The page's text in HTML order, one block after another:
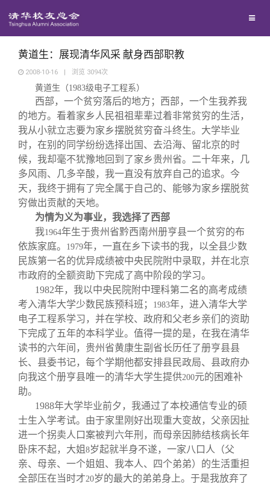
西南联大校友会
义工计划
新媒体平台
青春风采
校友文苑
校友讲坛
校友视界
校友服务
终身学习
信息化服务
三创大赛
实用信息
校友总会
总会简介
会长致辞
总会章程
理事会名单
制度法规
联系我们
关闭
黄道生：展现清华风采 献身西部职教
2008-10-16 | 浏览 3094次
黄道生（1983级电子工程系）
西部，一个贫穷落后的地方；西部，一个生我养我
的地方。看着家乡人民祖祖辈辈过着非常贫穷的生活，
我从小就立志要为家乡摆脱贫穷奋斗终生。大学毕业
时，在别的同学纷纷选择出国、去沿海、留北京的时
候，我却毫不犹豫地回到了家乡贵州省。二十年来，几
多风雨、几多辛酸，我一直没有放弃自己的追求。今
天，我终于拥有了完全属于自己的、能够为家乡摆脱贫
穷做出贡献的天地。
为情为义为事业，我选择了西部
我1964年生于贵州省黔西南州册亨县一个贫穷的布
依族家庭。
1979年，一直在乡下读书的我，以全县少数
民族第一名的优异成绩被中央民院附中录取，并在北京
市政府的全额资助下完成了高中阶段的学习。
1982年，我以中央民院附中理科第二名的高考成绩
考入清华大学少数民族预科班；
1983年，进入清华大学
电子工程系学习，并在学校、政府和父老乡亲们的资助
下完成了五年的本科学业。值得一提的是，在我在清华
读书的六年间，贵州省黄康生副省长历任了册亨县县
长、县委书记，每个学期他都安排县民政局、县政府办
向我这个册亨县唯一的清华大学生提供200元的困难补
助。
1988年大学毕业前夕，我通过了本校通信专业的硕
士生入学考试。由于家里刚好出现重大变故，父亲因扯
进一个拐卖人口案被判六年刑，而母亲因肺结核病长年
卧床不起，大姐 8岁起就半身不遂，一家八口人（父
亲、母亲、一个姐姐、我本人、四个弟弟）的生活重担
全部压在当时才20岁的最大的弟弟身上。于是我放弃了